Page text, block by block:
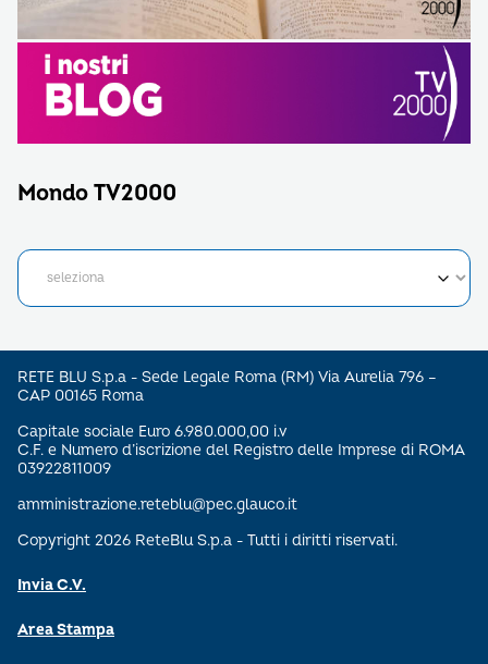
Mondo TV2000
RETE BLU S.p.a - Sede Legale Roma (RM) Via Aurelia 796 –
CAP 00165 Roma
Capitale sociale Euro 6.980.000,00 i.v
C.F. e Numero d’iscrizione del Registro delle Imprese di ROMA
03922811009
amministrazione.reteblu@pec.glauco.it
Copyright 2026 ReteBlu S.p.a - Tutti i diritti riservati.
Invia C.V.
Area Stampa